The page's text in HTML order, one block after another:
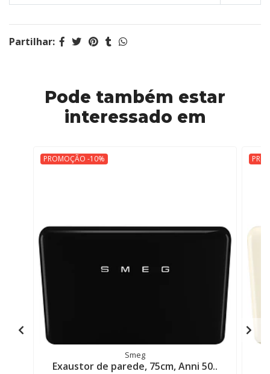
Partilhar:
Pode também estar
interessado em
PROMOÇÃO -10%
Smeg
Exaustor de parede, 75cm, Anni 50..